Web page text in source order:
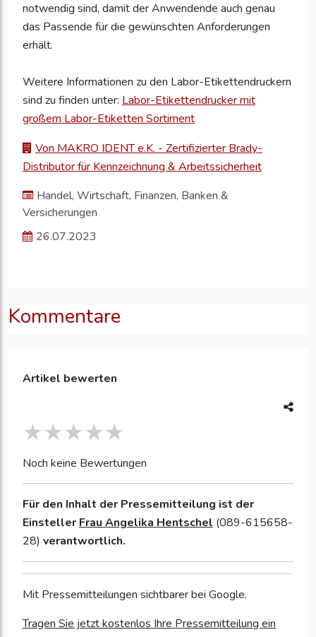
notwendig sind, damit der Anwendende auch genau
das Passende für die gewünschten Anforderungen
erhält.
Weitere Informationen zu den Labor-Etikettendruckern
sind zu finden unter: Labor-Etikettendrucker mit
großem Labor-Etiketten Sortiment
Von MAKRO IDENT e.K. - Zertifizierter Brady-
Distributor für Kennzeichnung & Arbeitssicherheit
Handel, Wirtschaft, Finanzen, Banken &
Versicherungen
26.07.2023
Kommentare
Artikel bewerten
Noch keine Bewertungen
Für den Inhalt der Pressemitteilung ist der
Einsteller Frau Angelika Hentschel (089-615658-
28) verantwortlich.
Mit Pressemitteilungen sichtbarer bei Google.
Tragen Sie jetzt kostenlos Ihre Pressemitteilung ein